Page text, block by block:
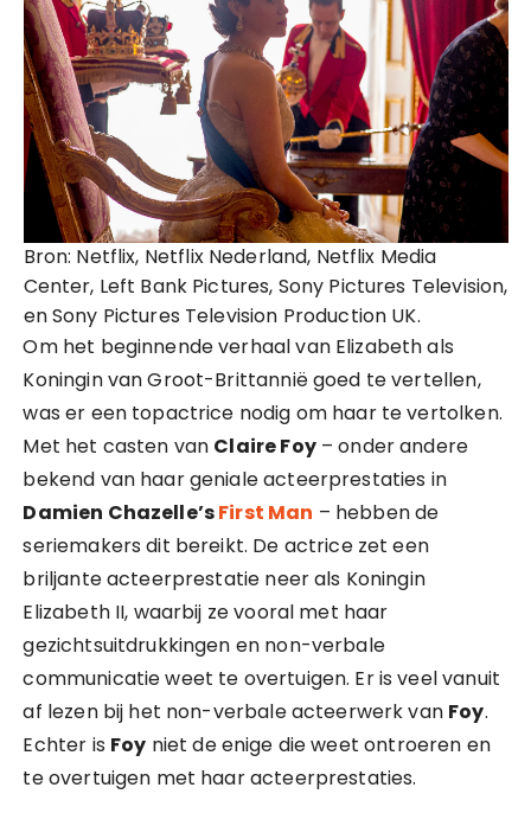
Bron: Netflix, Netflix Nederland, Netflix Media
Center, Left Bank Pictures, Sony Pictures Television,
en Sony Pictures Television Production UK.
Om het beginnende verhaal van Elizabeth als
Koningin van Groot-Brittannië goed te vertellen,
was er een topactrice nodig om haar te vertolken.
Met het casten van Claire Foy– onder andere
bekend van haar geniale acteerprestaties in
Damien Chazelle’sFirst Man – hebben de
seriemakers dit bereikt. De actrice zet een
briljante acteerprestatie neer als Koningin
Elizabeth II, waarbij ze vooral met haar
gezichtsuitdrukkingen en non-verbale
communicatie weet te overtuigen. Er is veel vanuit
af lezen bij het non-verbale acteerwerk van Foy.
Echter is Foy niet de enige die weet ontroeren en
te overtuigen met haar acteerprestaties.